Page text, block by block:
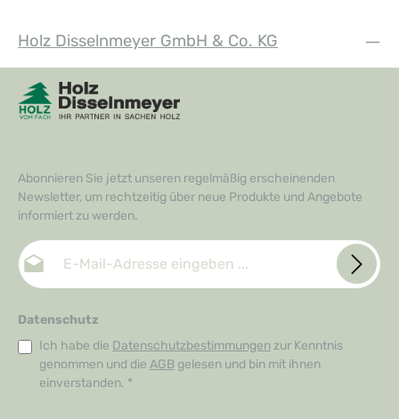
Holz Disselnmeyer GmbH & Co. KG
Abonnieren Sie jetzt unseren regelmäßig erscheinenden
Newsletter, um rechtzeitig über neue Produkte und Angebote
informiert zu werden.
E-Mail-Adresse*
Datenschutz
Ich habe die Datenschutzbestimmungen zur Kenntnis
genommen und die AGB gelesen und bin mit ihnen
einverstanden. *